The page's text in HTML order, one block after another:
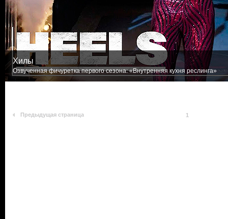
Хилы
Озвученная фичуретка первого сезона: «Внутренняя кухня реслинга»
Предыдущая страница 1